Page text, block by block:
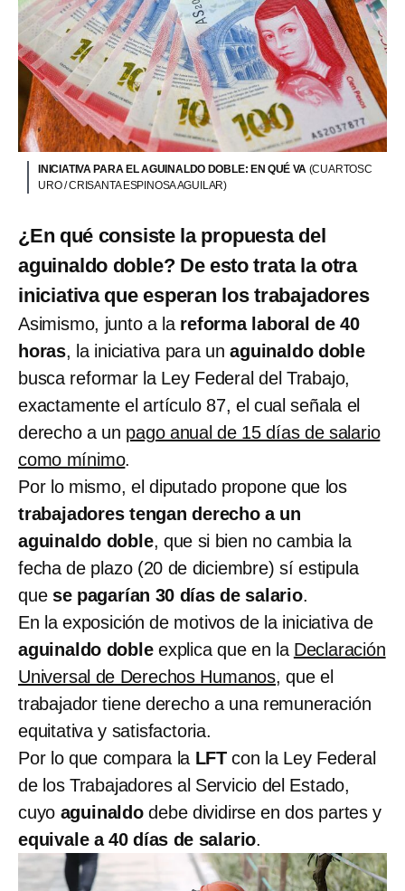
INICIATIVA PARA EL AGUINALDO DOBLE: EN QUÉ VA (CUARTOSC
URO / CRISANTA ESPINOSA AGUILAR)
¿En qué consiste la propuesta del
aguinaldo doble? De esto trata la otra
iniciativa que esperan los trabajadores
Asimismo, junto a la reforma laboral de 40
horas, la iniciativa para unaguinaldo doble
busca reformar la Ley Federal del Trabajo,
exactamente el artículo 87, el cual señala el
derecho a un pago anual de 15 días de salario
como mínimo.
Por lo mismo, el diputado propone que los
trabajadores tengan derecho a un
aguinaldo doble, que si bien no cambia la
fecha de plazo (20 de diciembre) sí estipula
que se pagarían 30 días de salario.
En la exposición de motivos de la iniciativa de
aguinaldo dobleexplica que en la Declaración
Universal de Derechos Humanos, que el
trabajador tiene derecho a una remuneración
equitativa y satisfactoria.
Por lo que compara la LFT con la Ley Federal
de los Trabajadores al Servicio del Estado,
cuyo aguinaldodebe dividirse en dos partes y
equivale a 40 días de salario.